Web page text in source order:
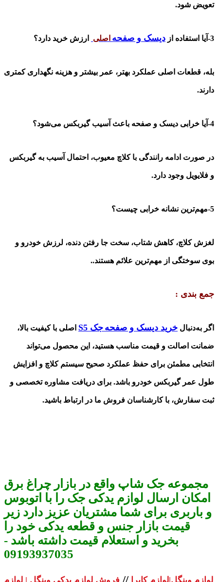
تعویض شود.
3-آیا استفاده از دیسک و صفحه اصلی ارزش خرید دارد؟
بله، قطعات اصلی عملکرد بهتر، عمر بیشتر و هزینه نگهداری کمتری
دارند.
4-آیا خرابی دیسک و صفحه باعث آسیب گیربکس می‌شود؟
در صورت ادامه رانندگی با کلاچ معیوب، احتمال آسیب به گیربکس
و فلایویل وجود دارد.
5-مهم‌ترین نشانه خرابی چیست؟
لغزش کلاچ، کاهش شتاب، سخت جا رفتن دنده، لرزش خودرو و
بوی سوختگی از مهم‌ترین علائم هستند..
جمع بندی :
اگر به‌دنبال خرید دیسک و صفحه جک S5 اصلی با کیفیت بالا،
ضمانت اصالت و قیمت مناسب هستید، این محصول می‌تواند
انتخابی مطمئن برای حفظ عملکرد صحیح سیستم کلاچ و افزایش
طول عمر گیربکس خودرو باشد. برای دریافت مشاوره تخصصی و
ثبت سفارش، با کارشناسان فروش ما در ارتباط باشید.
مجموعه جک شاپ واقع در بازار چراغ برق
امکان ارسال لوازم یدکی جک را با اتوبوس
و باربری برای شما مشتریان عزیز دارد زیر
قیمت بازار جنس و قطعه یدکی خود را
بخرید و استعلام قیمت داشته باشد -
09193937035
//